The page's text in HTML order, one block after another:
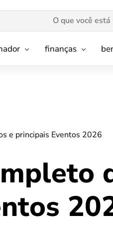
finanças
e principais Eventos 2026